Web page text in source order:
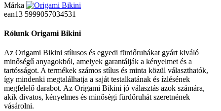
Márka
ean13 5999057034531
Rólunk Origami Bikini
Az Origami Bikini stílusos és egyedi fürdőruhákat gyárt kiváló
minőségű anyagokból, amelyek garantálják a kényelmet és a
tartósságot. A termékek számos stílus és minta közül választhatók,
így mindenki megtalálhatja a saját testalkatának és ízlésének
megfelelő darabot. Az Origami Bikini jó választás azok számára,
akik divatos, kényelmes és minőségi fürdőruhát szeretnének
vásárolni.